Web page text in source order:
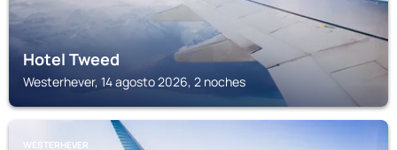
Hotel Tweed
Westerhever, 14 agosto 2026, 2 noches
WESTERHEVER